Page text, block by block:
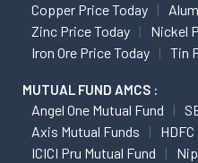
Copper Price Today
Zinc Price Today
Nickel
Iron Ore Price Today
Tin
MUTUAL FUND AMCS :
Angel One Mutual Fund
Axis Mutual Funds
ICICI Pru Mutual Fund